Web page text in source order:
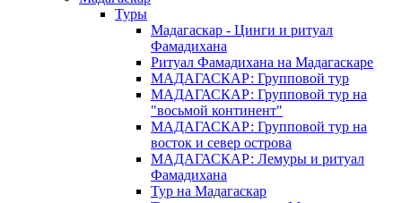
Туры
Мадагаскар - Цинги и ритуал
Фамадихана
Ритуал Фамадихана на Мадагаскаре
МАДАГАСКАР: Групповой тур
МАДАГАСКАР: Групповой тур на
"восьмой континент"
МАДАГАСКАР: Групповой тур на
восток и север острова
МАДАГАСКАР: Лемуры и ритуал
Фамадихана
Тур на Мадагаскар